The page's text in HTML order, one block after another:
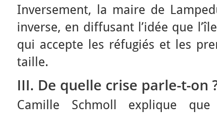
Inversement, la maire de
inverse, en diffusant l’idée que
qui accepte les réfugiés et les
taille.
III. De quelle crise parle-t-on
Camille Schmoll explique